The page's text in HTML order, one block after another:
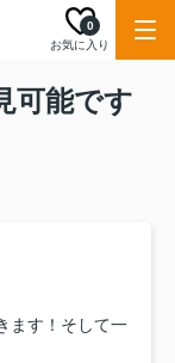
お気に入り
0
可能です
ます！そして一